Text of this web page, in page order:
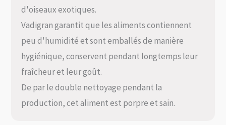
d'oiseaux exotiques.
Vadigran garantit que les aliments contiennent
peu d'humidité et sont emballés de manière
hygiénique, conservent pendant longtemps leur
fraîcheur et leur goût.
De par le double nettoyage pendant la
production, cet aliment est porpre et sain.